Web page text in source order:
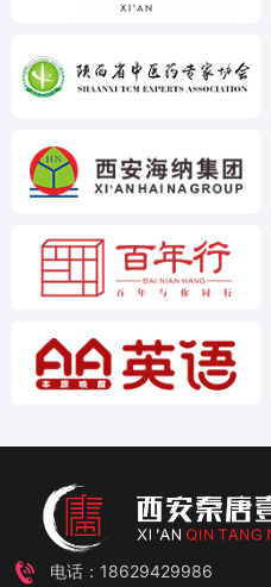
电话：18629429986